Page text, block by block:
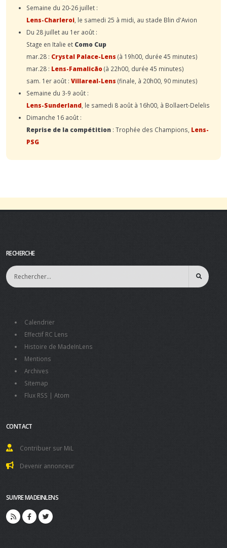
Semaine du 20-26 juillet :
Lens-Charleroi , le samedi 25 à midi, au stade Blin d'Avion
Du 28 juillet au 1er août :
Stage en Italie et Como Cup
mar.28 : Crystal Palace-Lens (à 19h00, durée 45 minutes)
mar.28 : Lens-Famalicão(à 22h00, durée 45 minutes)
sam. 1er août : Villareal-Lens (finale, à 20h00, 90 minutes)
Semaine du 3-9 août :
Lens-Sunderland , le samedi 8 août à 16h00, à Bollaert-Delelis
Dimanche 16 août :
Reprise de la compétition : Trophée des Champions, Lens-
PSG
RECHERCHE
Calendrier
Effectif RC Lens
Histoire de MadeInLens
Mentions
Archives
Sitemap
Flux RSS | Atom
CONTACT
Contribuer sur MiL
Devenir annonceur
SUIVRE MADEINLENS